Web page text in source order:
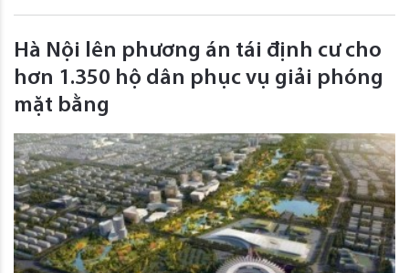
Hà Nội lên phương án tái định cư cho
hơn 1.350 hộ dân phục vụ giải phóng
mặt bằng